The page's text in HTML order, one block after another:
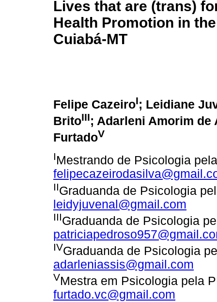
Lives that are (trans)
Health Promotion in
Cuiabá-MT
Felipe CazeiroI; Leidiane
BritoIII; Adarleni Amorim de
FurtadoV
IMestrando de Psicologia
IIGraduanda de Psicologia
leidyjuvenal@gmail.com
IIIGraduanda de Psicologia
IVGraduanda de Psicologia
adarleniassis@gmail.com
VMestra em Psicologia pela
furtado.vc@gmail.com